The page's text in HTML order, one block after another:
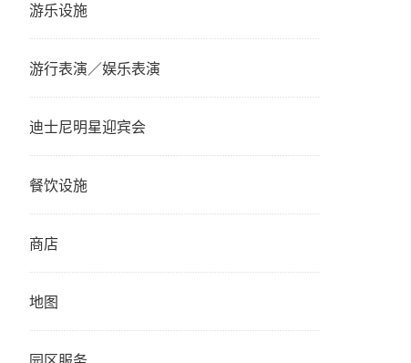
游乐设施
游行表演／娱乐表演
迪士尼明星迎宾会
餐饮设施
商店
地图